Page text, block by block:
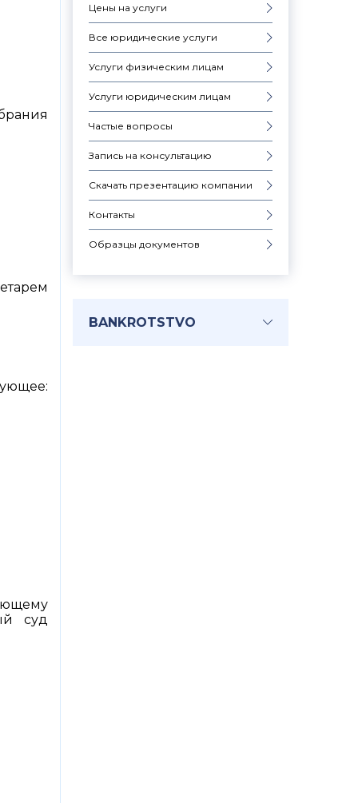
Цены на услуги
Все юридические услуги
Услуги физическим лицам
Услуги юридическим лицам
Частые вопросы
Запись на консультацию
Скачать презентацию компании
Контакты
Образцы документов
BANKROTSTVO
суд